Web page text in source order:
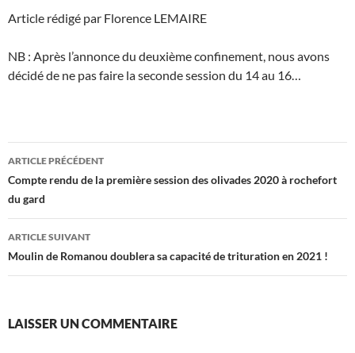
Article rédigé par Florence LEMAIRE
NB : Après l’annonce du deuxième confinement, nous avons
décidé de ne pas faire la seconde session du 14 au 16…
Navigation
des
articles
ARTICLE PRÉCÉDENT
Compte rendu de la première session des olivades 2020 à rochefort
du gard
ARTICLE SUIVANT
Moulin de Romanou doublera sa capacité de trituration en 2021 !
LAISSER UN COMMENTAIRE